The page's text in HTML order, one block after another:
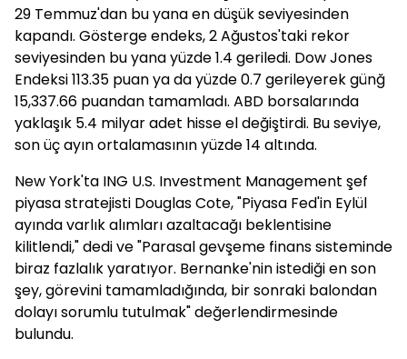
29 Temmuz'dan bu yana en düşük seviyesinden
kapandı. Gösterge endeks, 2 Ağustos'taki rekor
seviyesinden bu yana yüzde 1.4 geriledi. Dow Jones
Endeksi 113.35 puan ya da yüzde 0.7 gerileyerek günğ
15,337.66 puandan tamamladı. ABD borsalarında
yaklaşık 5.4 milyar adet hisse el değiştirdi. Bu seviye,
son üç ayın ortalamasının yüzde 14 altında.
New York'ta ING U.S. Investment Management şef
piyasa stratejisti Douglas Cote, "Piyasa Fed'in Eylül
ayında varlık alımları azaltacağı beklentisine
kilitlendi," dedi ve "Parasal gevşeme finans sisteminde
biraz fazlalık yaratıyor. Bernanke'nin istediği en son
şey, görevini tamamladığında, bir sonraki balondan
dolayı sorumlu tutulmak" değerlendirmesinde
bulundu.